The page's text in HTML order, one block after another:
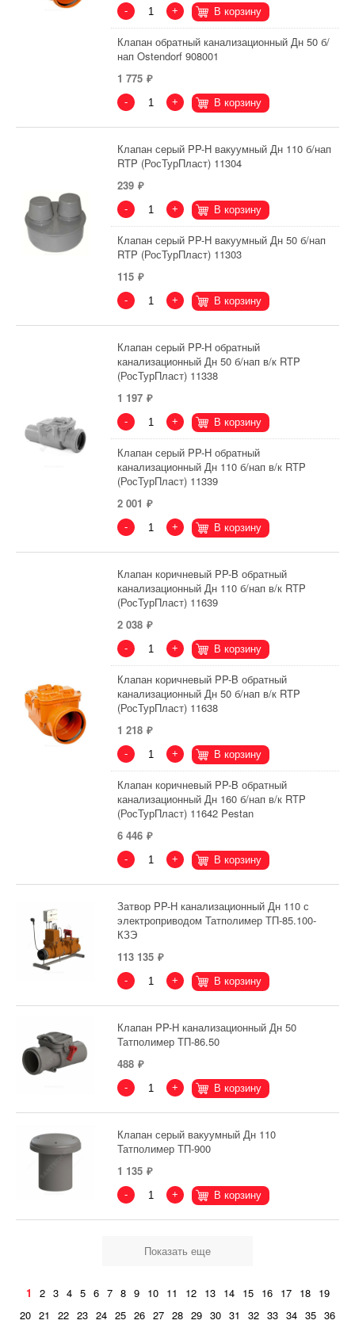
- + В корзину
Клапан обратный канализационный Дн 50 б/
нап Ostendorf 908001
1 775
- + В корзину
Клапан серый PP-H вакуумный Дн 110 б/нап
RTP (РосТурПласт) 11304
239
- + В корзину
Клапан серый PP-H вакуумный Дн 50 б/нап
RTP (РосТурПласт) 11303
115
- + В корзину
Клапан серый PP-H обратный
канализационный Дн 50 б/нап в/к RTP
(РосТурПласт) 11338
1 197
- + В корзину
Клапан серый PP-H обратный
канализационный Дн 110 б/нап в/к RTP
(РосТурПласт) 11339
2 001
- + В корзину
Клапан коричневый PP-B обратный
канализационный Дн 110 б/нап в/к RTP
(РосТурПласт) 11639
2 038
- + В корзину
Клапан коричневый PP-B обратный
канализационный Дн 50 б/нап в/к RTP
(РосТурПласт) 11638
1 218
- + В корзину
Клапан коричневый PP-B обратный
канализационный Дн 160 б/нап в/к RTP
(РосТурПласт) 11642 Pestan
6 446
- + В корзину
Затвор PP-H канализационный Дн 110 с
электроприводом Татполимер ТП-85.100-
КЗЭ
113 135
- + В корзину
Клапан PP-H канализационный Дн 50
Татполимер ТП-86.50
488
- + В корзину
Клапан серый вакуумный Дн 110
Татполимер ТП-900
1 135
- + В корзину
Показать еще
1 2 3 4 5 6 7 8 9 10 11 12 13 14 15 16 17 18
19
20 21 22 23 24 25 26 27 28 29 30 31 32 33 34 35 36